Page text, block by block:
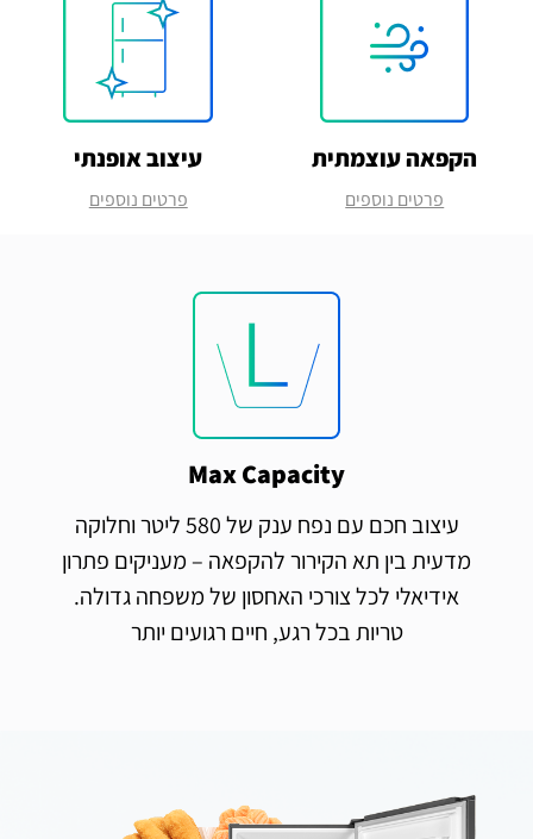
הקפאה עוצמתית
פרטים נוספים
עיצוב אופנתי
פרטים נוספים
Max Capacity
עיצוב חכם עם נפח ענק של 580 ליטר וחלוקה
מדעית בין תא הקירור להקפאה – מעניקים פתרון
אידיאלי לכל צורכי האחסון של משפחה גדולה.
טריות בכל רגע, חיים רגועים יותר